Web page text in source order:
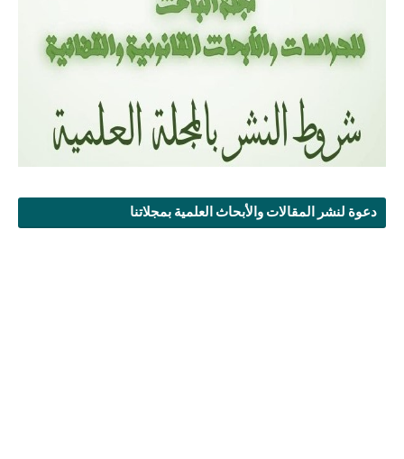
دعوة لنشر المقالات والأبحاث العلمية بمجلاتنا